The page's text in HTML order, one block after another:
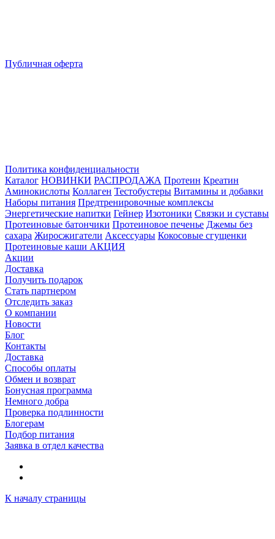
Публичная оферта
Политика конфиденциальности
Каталог НОВИНКИ РАСПРОДАЖА Протеин Креатин
Аминокислоты Коллаген Тестобустеры Витамины и добавки
Наборы питания Предтренировочные комплексы
Энергетические напитки Гейнер Изотоники Связки и суставы
Протеиновые батончики Протеиновое печенье Джемы без
сахара Жиросжигатели Аксессуары Кокосовые сгущенки
Протеиновые каши АКЦИЯ
Акции
Доставка
Получить подарок
Стать партнером
Отследить заказ
О компании
Новости
Блог
Контакты
Доставка
Способы оплаты
Обмен и возврат
Бонусная программа
Немного добра
Проверка подлинности
Блогерам
Подбор питания
Заявка в отдел качества
К началу страницы